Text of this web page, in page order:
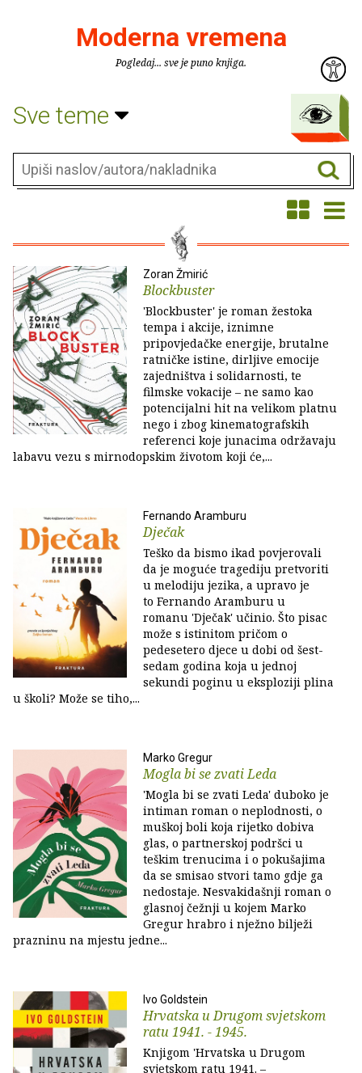
Moderna vremena
Pogledaj... sve je puno knjiga.
Sve teme
Zoran Žmirić
Blockbuster
'Blockbuster' je roman žestoka
tempa i akcije, iznimne
pripovjedačke energije, brutalne
ratničke istine, dirljive emocije
zajedništva i solidarnosti, te
filmske vokacije – ne samo kao
potencijalni hit na velikom platnu
nego i zbog kinematografskih
referenci koje junacima održavaju
labavu vezu s mirnodopskim životom koji će,...
Fernando Aramburu
Dječak
Teško da bismo ikad povjerovali
da je moguće tragediju pretvoriti
u melodiju jezika, a upravo je
to Fernando Aramburu u
romanu 'Dječak' učinio. Što pisac
može s istinitom pričom o
pedesetero djece u dobi od šest-
sedam godina koja u jednoj
sekundi poginu u eksploziji plina
u školi? Može se tiho,...
Marko Gregur
Mogla bi se zvati Leda
'Mogla bi se zvati Leda' duboko je
intiman roman o neplodnosti, o
muškoj boli koja rijetko dobiva
glas, o partnerskoj podršci u
teškim trenucima i o pokušajima
da se smisao stvori tamo gdje ga
nedostaje. Nesvakidašnji roman o
glasnoj čežnji u kojem Marko
Gregur hrabro i nježno bilježi
prazninu na mjestu jedne...
Ivo Goldstein
Hrvatska u Drugom svjetskom
ratu 1941. - 1945.
Knjigom 'Hrvatska u Drugom
svjetskom ratu 1941. –